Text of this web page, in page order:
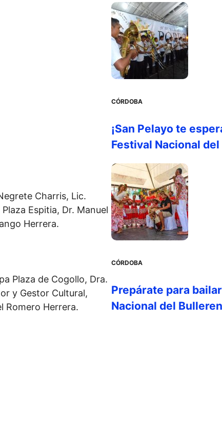
Charris, Lic.
Espitia, Dr. Manuel
Herrera.
Plaza de Cogollo, Dra.
y Gestor Cultural,
Romero Herrera.
CÓRDOBA
¡San Pelayo te
Festival Nacional del
CÓRDOBA
Prepárate para
Nacional del